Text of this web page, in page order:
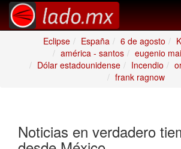
Eclipse
España 6 de agosto
américa - santos
eugenio
Dólar estadounidense
Incendio
frank ragnow
Noticias en verdadero